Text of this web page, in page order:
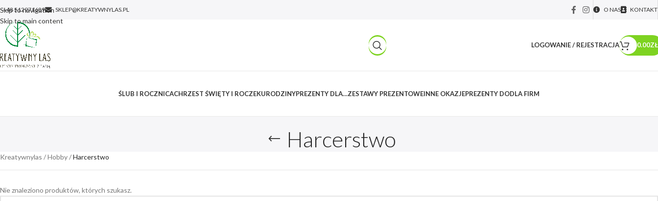
Skip to navigation
Skip to main content
+48 512971689 SKLEP@KREATYWNYLAS.PL O NAS KONTAKT
LOGOWANIE / REJESTRACJA 0.00ZŁ
ŚLUB I ROCZNICACHRZEST ŚWIĘTY I ROCZEKURODZINYPREZENTY DLA…ZESTAWY PREZENTOWEINNE OKAZJEPREZENTY DODLA FIRM
Harcerstwo
Kreatywnylas /Hobby/Harcerstwo
Nie znaleziono produktów, których szukasz.